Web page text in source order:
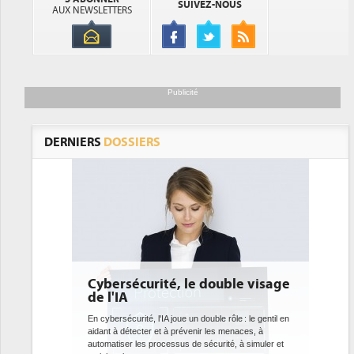
AUX NEWSLETTERS
SUIVEZ-NOUS
Publicité
DERNIERS DOSSIERS
le double visage
joue un double rôle : le gentil en
prévenir les menaces, à
de sécurité, à simuler et
DEE: l'efficacité énergétique
bientôt une obligation pour
datacenters
Des datacenters plus durables et plus efficaces,
ce que recherchent les pouvoirs publics